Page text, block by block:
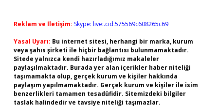
Reklam ve İletişim: Skype: live:.cid.575569c608265c69
Yasal Uyarı: Bu internet sitesi, herhangi bir marka, kurum
veya şahıs şirketi ile hiçbir bağlantısı bulunmamaktadır.
Sitede yalnızca kendi hazırladığımız makaleler
paylaşılmaktadır. Burada yer alan içerikler haber niteliği
taşımamakta olup, gerçek kurum ve kişiler hakkında
paylaşım yapılmamaktadır. Gerçek kurum ve kişiler ile isim
benzerlikleri tamamen tesadüfidir. Sitemizdeki bilgiler
taslak halindedir ve tavsiye niteliği taşımazlar.